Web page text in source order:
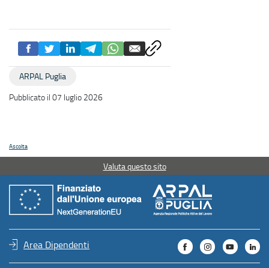
ARPAL Puglia
Pubblicato il 07 luglio 2026
Ascolta
Valuta questo sito
Area Dipendenti